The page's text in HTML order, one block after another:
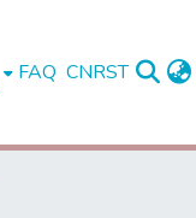
FAQ CNRST